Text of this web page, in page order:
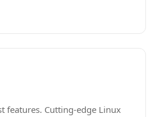
features. Cutting-edge Linux